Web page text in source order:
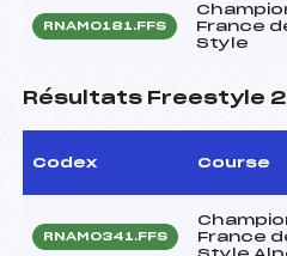
RNAM0181.FFS
France
Style
Résultats Freestyle
Codex Course
RNAM0341.FFS
France
Style